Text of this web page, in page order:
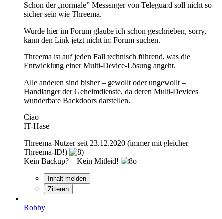
Schon der „normale” Messenger von Teleguard soll nicht so
sicher sein wie Threema.
Wurde hier im Forum glaube ich schon geschrieben, sorry,
kann den Link jetzt nicht im Forum suchen.
Threema ist auf jeden Fall technisch führend, was die
Entwicklung einer Multi-Device-Lösung angeht.
Alle anderen sind bisher – gewollt oder ungewollt –
Handlanger der Geheimdienste, da deren Multi-Devices
wunderbare Backdoors darstellen.
Ciao
IT-Hase
Threema-Nutzer seit 23.12.2020 (immer mit gleicher
Threema-ID!)
Kein Backup? – Kein Mitleid!
Inhalt melden
Zitieren
Robby